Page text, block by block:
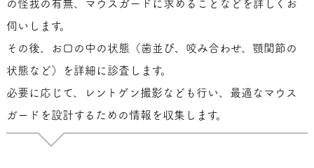
の怪我の有無、マウスガードに求めることなどを詳しくお
伺いします。
その後、お口の中の状態（歯並び、咬み合わせ、顎関節の
状態など）を詳細に診査します。
必要に応じて、レントゲン撮影なども行い、最適なマウス
ガードを設計するための情報を収集します。